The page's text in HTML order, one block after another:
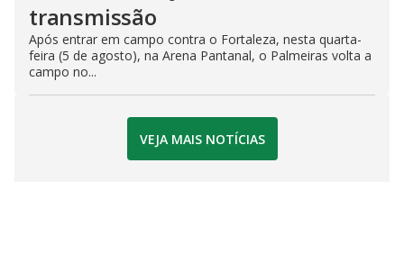
transmissão
Após entrar em campo contra o Fortaleza, nesta quarta-
feira (5 de agosto), na Arena Pantanal, o Palmeiras volta a
campo no...
VEJA MAIS NOTÍCIAS